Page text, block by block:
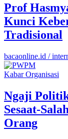
Prof
Kunci
Tradisional
bacaonline.id /
Kabar Organisasi
Ngaji
Sesaat-
Orang